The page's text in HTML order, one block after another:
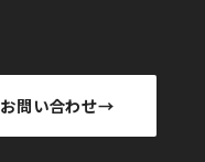
お問い合わせ